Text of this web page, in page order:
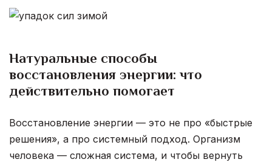
Натуральные способы
восстановления энергии: что
действительно помогает
Восстановление энергии — это не про «быстрые
решения», а про системный подход. Организм
человека — сложная система, и чтобы вернуть